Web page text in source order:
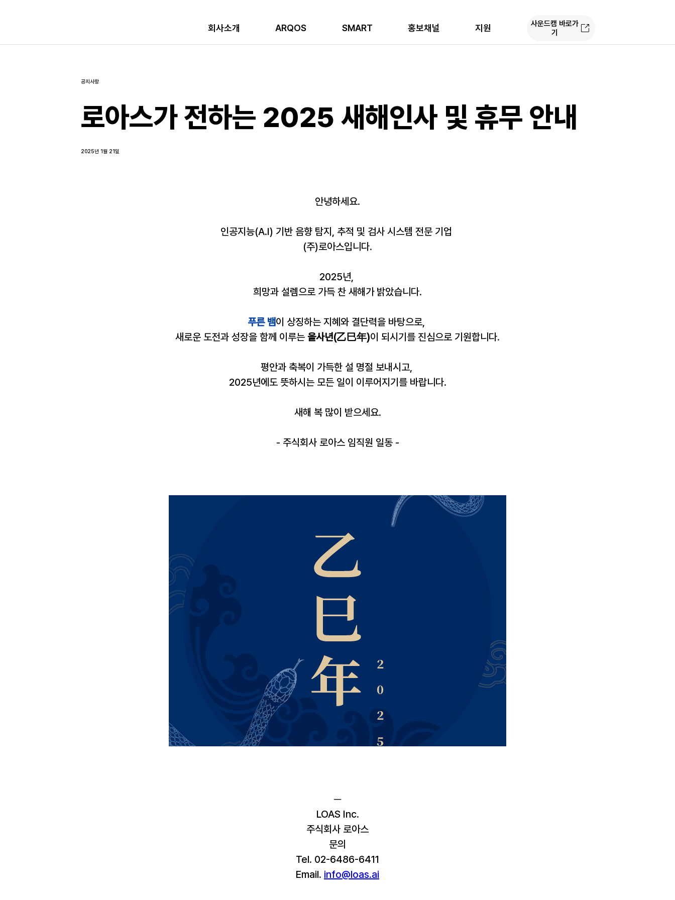
회사소개 ARQOS SMART 홍보채널 지원
사운드캠 바로가
기
2025년 1월 21일
로아스가 전하는 2025 새해인사 및 휴무 안내
공지사항
안녕하세요.
인공지능(A.I) 기반 음향 탐지, 추적 및 검사 시스템 전문 기업
(주)로아스입니다.
2025년,
희망과 설렘으로 가득 찬 새해가 밝았습니다.
푸른 뱀이 상징하는 지혜와 결단력을 바탕으로,
새로운 도전과 성장을 함께 이루는 을사년(乙巳年)이 되시기를 진심으로 기원합니다.
평안과 축복이 가득한 설 명절 보내시고,
2025년에도 뜻하시는 모든 일이 이루어지기를 바랍니다.
새해 복 많이 받으세요.
- 주식회사 로아스 임직원 일동 -
─
LOAS Inc.
주식회사 로아스
문의
Tel. 02-6486-6411
Email. info@loas.ai